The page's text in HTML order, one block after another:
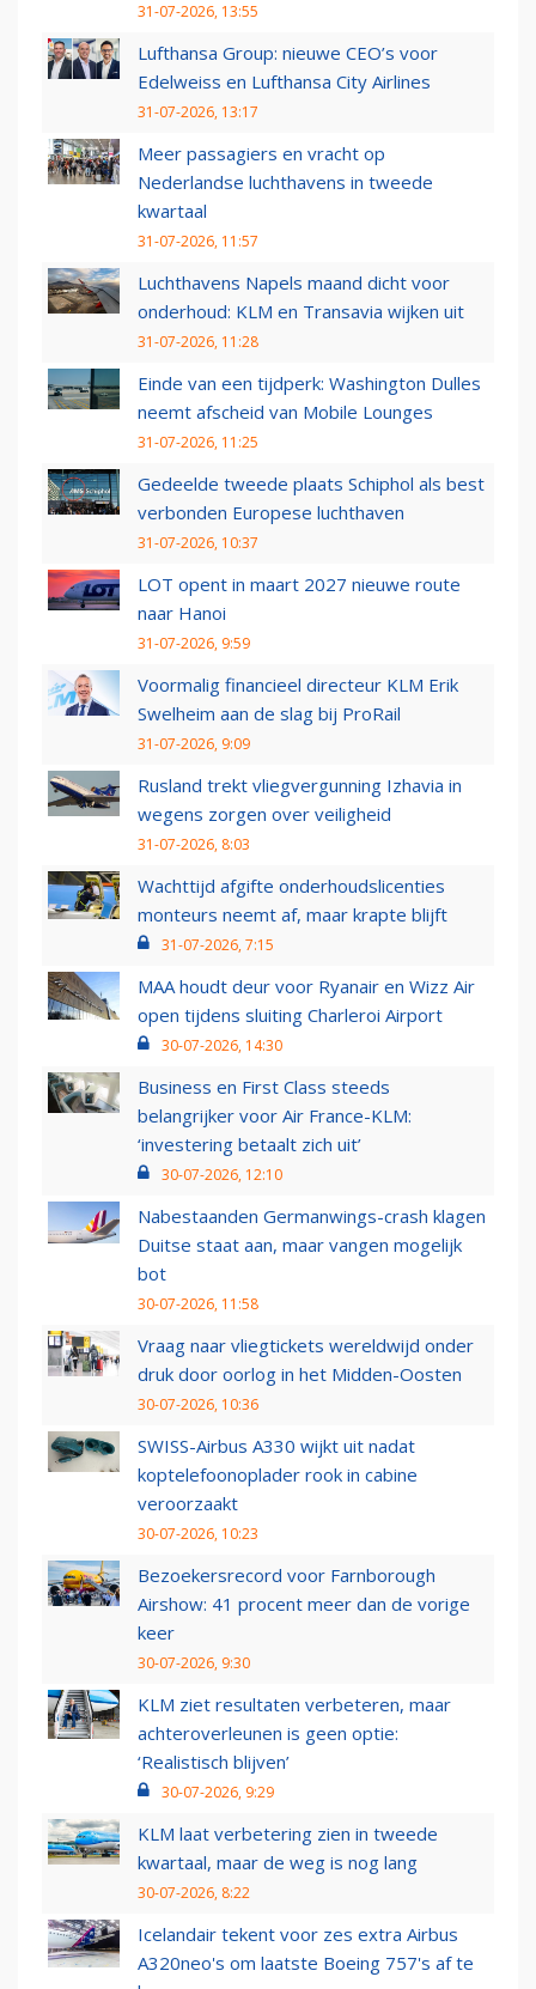
31-07-2026, 13:55
Lufthansa Group: nieuwe CEO’s voor
Edelweiss en Lufthansa City Airlines
31-07-2026, 13:17
Meer passagiers en vracht op
Nederlandse luchthavens in tweede
kwartaal
31-07-2026, 11:57
Luchthavens Napels maand dicht voor
onderhoud: KLM en Transavia wijken uit
31-07-2026, 11:28
Einde van een tijdperk: Washington Dulles
neemt afscheid van Mobile Lounges
31-07-2026, 11:25
Gedeelde tweede plaats Schiphol als best
verbonden Europese luchthaven
31-07-2026, 10:37
LOT opent in maart 2027 nieuwe route
naar Hanoi
31-07-2026, 9:59
Voormalig financieel directeur KLM Erik
Swelheim aan de slag bij ProRail
31-07-2026, 9:09
Rusland trekt vliegvergunning Izhavia in
wegens zorgen over veiligheid
31-07-2026, 8:03
Wachttijd afgifte onderhoudslicenties
monteurs neemt af, maar krapte blijft
31-07-2026, 7:15
MAA houdt deur voor Ryanair en Wizz Air
open tijdens sluiting Charleroi Airport
30-07-2026, 14:30
Business en First Class steeds
belangrijker voor Air France-KLM:
‘investering betaalt zich uit’
30-07-2026, 12:10
Nabestaanden Germanwings-crash klagen
Duitse staat aan, maar vangen mogelijk
bot
30-07-2026, 11:58
Vraag naar vliegtickets wereldwijd onder
druk door oorlog in het Midden-Oosten
30-07-2026, 10:36
SWISS-Airbus A330 wijkt uit nadat
koptelefoonoplader rook in cabine
veroorzaakt
30-07-2026, 10:23
Bezoekersrecord voor Farnborough
Airshow: 41 procent meer dan de vorige
keer
30-07-2026, 9:30
KLM ziet resultaten verbeteren, maar
achteroverleunen is geen optie:
‘Realistisch blijven’
30-07-2026, 9:29
KLM laat verbetering zien in tweede
kwartaal, maar de weg is nog lang
30-07-2026, 8:22
Icelandair tekent voor zes extra Airbus
A320neo's om laatste Boeing 757's af te